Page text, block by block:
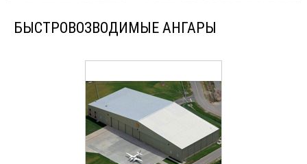
БЫСТРОВОЗВОДИМЫЕ АНГАРЫ